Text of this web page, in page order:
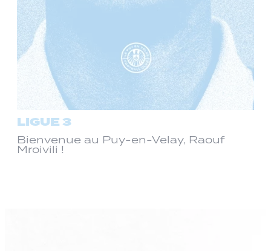
LIGUE 3
Bienvenue au Puy-en-Velay, Raouf
Mroivili !